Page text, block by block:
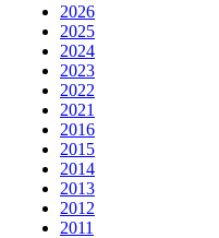
2026
2025
2024
2023
2022
2021
2016
2015
2014
2013
2012
2011